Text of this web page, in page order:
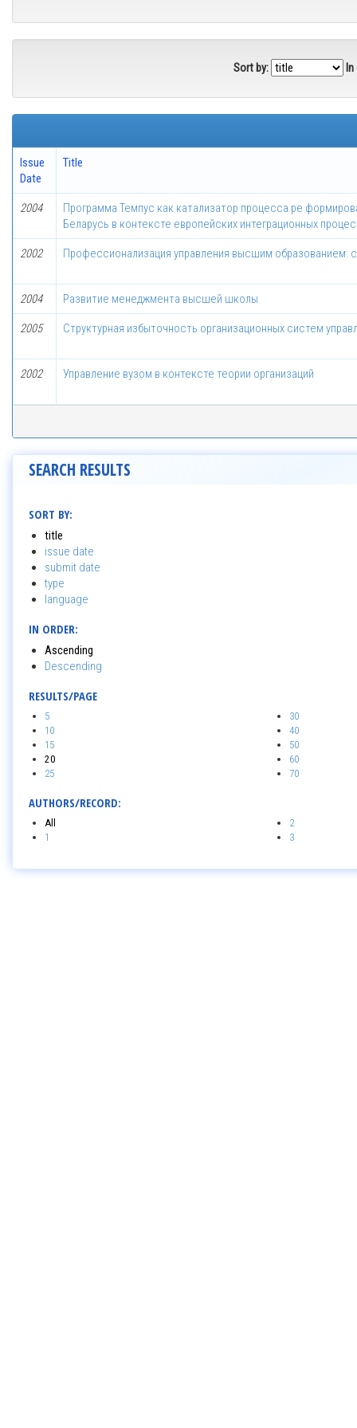
Sort by: In
Issue
Date
Title
2004
Программа Темпус как катализатор процесса ре
Беларусь в контексте европейских интеграционных
2002 Профессионализация управления высшим образованием:
2004 Развитие менеджмента высшей школы
2005 Структурная избыточность организационных систем
2002 Управление вузом в контексте теории организаций
SEARCH RESULTS
SORT BY:
title
issue date
submit date
type
language
IN ORDER:
Ascending
Descending
RESULTS/PAGE
5
10
15
20
25
30
40
50
60
70
AUTHORS/RECORD:
All
1
2
3